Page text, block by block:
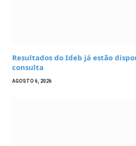
Resultados do Ideb já estão
consulta
AGOSTO 6, 2026